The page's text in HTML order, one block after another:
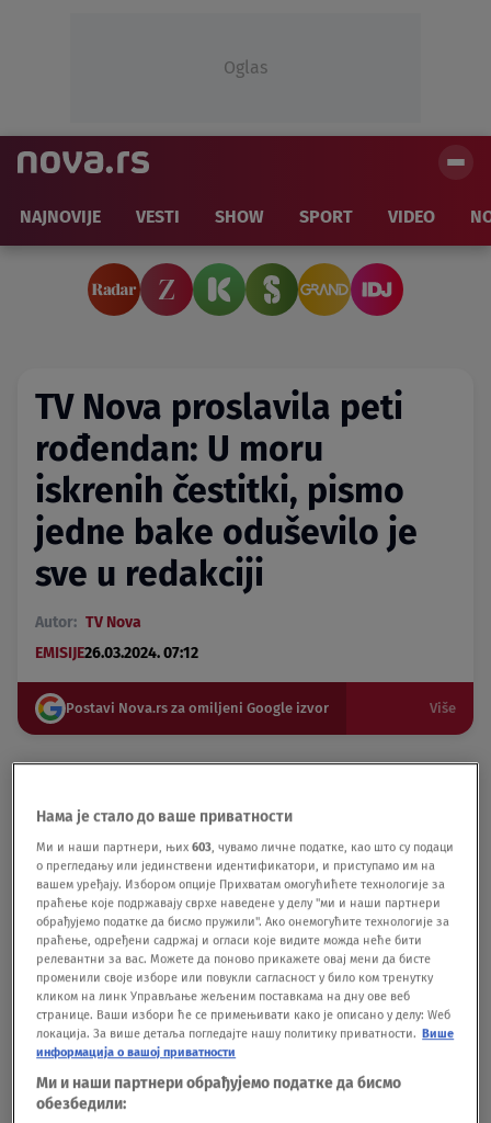
Oglas
NAJNOVIJE VESTI SHOW SPORT VIDEO
TV Nova proslavila peti
rođendan: U moru
iskrenih čestitki, pismo
jedne bake oduševilo je
sve u redakciji
Autor: TV Nova
EMISIJE26.03.2024. 07:12
Postavi Nova.rs za omiljeni Google izvor Više
status najgledanije komercijalne televizije sa
atraktivnim zabavnim programom i emisijama koje
menjaju percepciju informativnog programa u
Srbiji.
Podeli vest:
Нама је стало до ваше приватности
Ми и наши партнери, њих603, чувамо личне податке, као што су подаци
о прегледању или јединствени идентификатори, и приступамо им на
вашем уређају. Избором опције Прихватам омогућићете технологије за
праћење које подржавају сврхе наведене у делу "ми и наши партнери
обрађујемо податке да бисмо пружили". Ако онемогућите технологије за
праћење, одређени садржај и огласи које видите можда неће бити
релевантни за вас. Можете да поново прикажете овај мени да бисте
променили своје изборе или повукли сагласност у било ком тренутку
кликом на линк Управљање жељеним поставкама на дну ове веб
странице. Ваши избори ће се примењивати како је описано у делу: Wеб
локација. За више детаља погледајте нашу политику приватности. Више
информација о вашој приватности
Ми и наши партнери обрађујемо податке да бисмо
обезбедили: